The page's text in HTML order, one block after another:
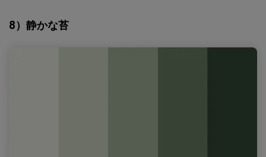
8）静かな苔